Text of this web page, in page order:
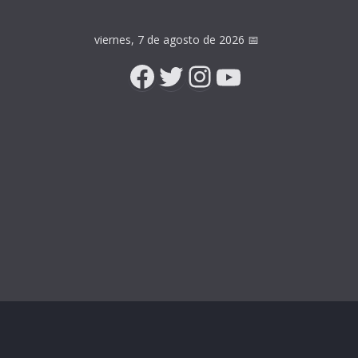
viernes, 7 de agosto de 2026 📅
Facebook
Twitter
Instagram
YouTube